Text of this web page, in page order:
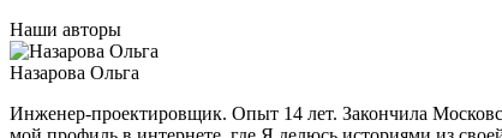
Наши авторы
Назарова Ольга
Инженер-проектировщик. Опыт 14 лет. Закончила